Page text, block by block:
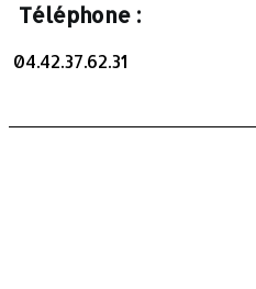
Téléphone :
04.42.37.62.31